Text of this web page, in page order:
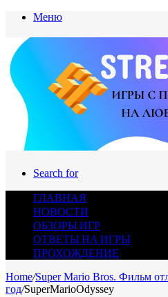
Меню
Search for
ГЛАВНАЯ
НОВОСТИ
ОБЗОРЫ ИГР
ОТВЕТЫ НА ИГРЫ
ПРОХОЖДЕНИЕ
Home/Super Mario Bros. Фильм
год/SuperMarioOdyssey